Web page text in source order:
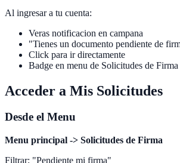
Al ingresar a tu cuenta:
Veras notificacion en campana
"Tienes un documento pendiente de
Click para ir directamente
Badge en menu de Solicitudes de Firma
Acceder a Mis Solicitudes
Desde el Menu
Menu principal -> Solicitudes de Firma
Filtrar: "Pendiente mi firma"